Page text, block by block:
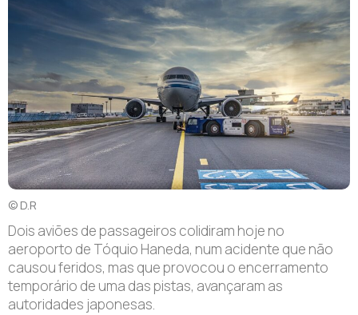
© D.R
Dois aviões de passageiros colidiram hoje no
aeroporto de Tóquio Haneda, num acidente que não
causou feridos, mas que provocou o encerramento
temporário de uma das pistas, avançaram as
autoridades japonesas.